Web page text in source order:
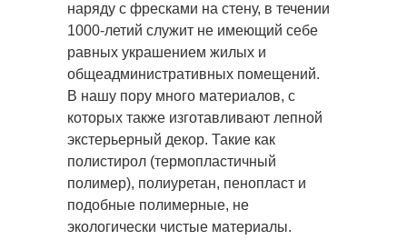
наряду с фресками на стену, в течении
1000-летий служит не имеющий себе
равных украшением жилых и
общеадминистративных помещений.
В нашу пору много материалов, с
которых также изготавливают лепной
экстерьерный декор. Такие как
полистирол (термопластичный
полимер), полиуретан, пенопласт и
подобные полимерные, не
экологически чистые материалы.